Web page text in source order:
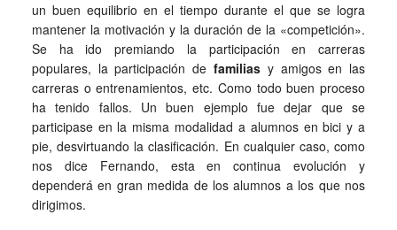
un buen equilibrio en el tiempo durante el que se logra
mantener la motivación y la duración de la «competición».
Se ha ido premiando la participación en carreras
populares, la participación de familias y amigos en las
carreras o entrenamientos, etc. Como todo buen proceso
ha tenido fallos. Un buen ejemplo fue dejar que se
participase en la misma modalidad a alumnos en bici y a
pie, desvirtuando la clasificación. En cualquier caso, como
nos dice Fernando, esta en continua evolución y
dependerá en gran medida de los alumnos a los que nos
dirigimos.